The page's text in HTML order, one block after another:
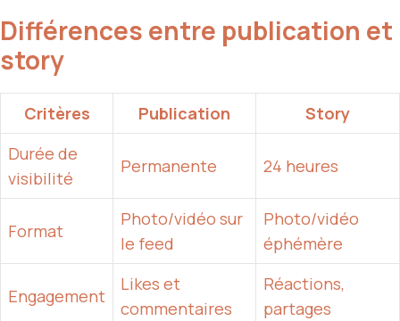
Différences entre publication et
story
Critères Publication
Story
Durée de
visibilité
Permanente 24 heures
Format
Photo/vidéo sur
le feed
Photo/vidéo
éphémère
Engagement
Likes et
commentaires
Réactions,
partages